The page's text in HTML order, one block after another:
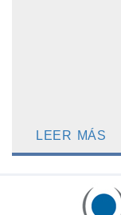
LEER MÁS